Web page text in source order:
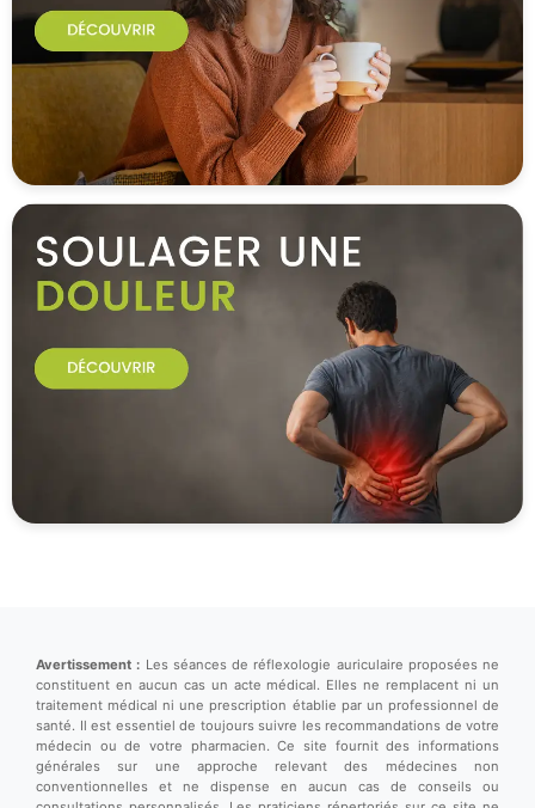
Avertissement : Les séances de réflexologie auriculaire proposées ne
constituent en aucun cas un acte médical. Elles ne remplacent ni un
traitement médical ni une prescription établie par un professionnel de
santé. Il est essentiel de toujours suivre les recommandations de votre
médecin ou de votre pharmacien. Ce site fournit des informations
générales sur une approche relevant des médecines non
conventionnelles et ne dispense en aucun cas de conseils ou